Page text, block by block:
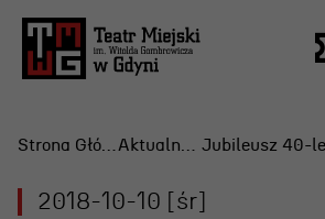
2018-10-10 [śr]